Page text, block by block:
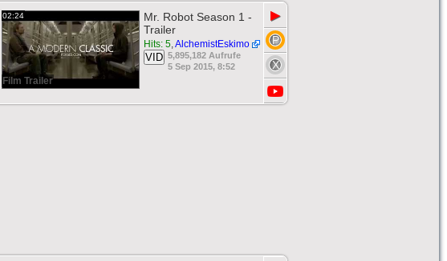
02:24
Film Trailer
Mr. Robot Season 1 -
Trailer
Hits: 5,AlchemistEskimo
VID 5,895,182 Aufrufe
5 Sep 2015, 8:52
▶